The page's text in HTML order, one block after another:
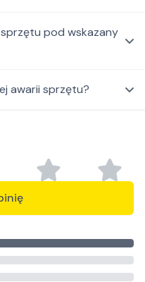
pod wskazany
awarii sprzętu?